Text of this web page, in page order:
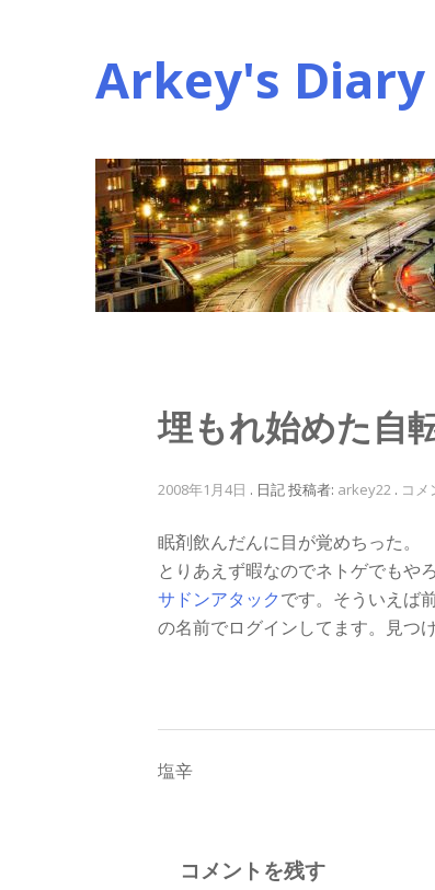
Arkey's Diary
埋もれ始めた自
2008年1月4日 . 日記投稿者: arkey22 . コメ
眠剤飲んだんに目が覚めちった。
とりあえず暇なのでネトゲでもや
サドンアタックです。そういえば
の名前でログインしてます。見つ
投
ナ
塩辛
コメントを残す